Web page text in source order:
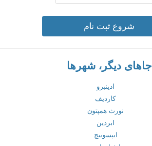
شروع ثبت نام
جاهای دیگر، شهرها
ادینبرو
کاردیف
نورث همپتون
ابردین
ایپسوییچ